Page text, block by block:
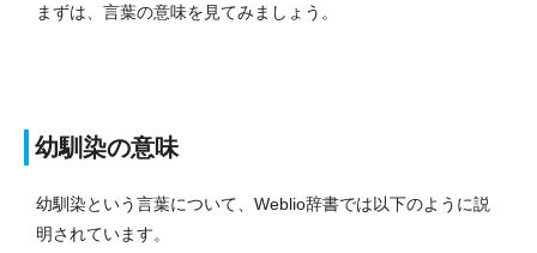
まずは、言葉の意味を見てみましょう。
幼馴染の意味
幼馴染という言葉について、Weblio辞書では以下のように説
明されています。